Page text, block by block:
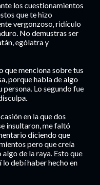
los cuestionamientos
que te hizo
vergonzoso, ridículo
No demustras ser
ególatra y
que menciona sobre tus
porque habla de algo
persona. Lo segundo fue
en la que dos
insultaron, me faltó
diciendo que
pero que creía
de la raya. Esto que
debí haber hecho en